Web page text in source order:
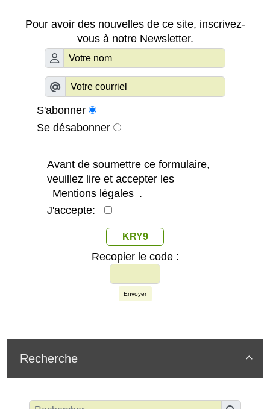
Pour avoir des nouvelles de ce site, inscrivez-
vous à notre Newsletter.
S'abonner
Se désabonner
Avant de soumettre ce formulaire,
veuillez lire et accepter les
Mentions légales .
J'accepte:
KRY9
Recopier le code :
Envoyer

Recherche